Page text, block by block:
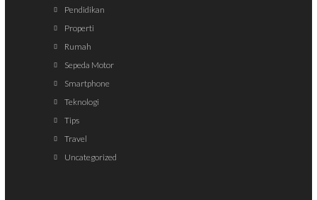
Pendidikan
Properti
Rumah
Sepeda Motor
Smartphone
Teknologi
Tips
Travel
Uncategorized